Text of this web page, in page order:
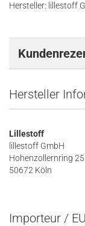
Hersteller: lillestoff
Hersteller
Lillestoff
lillestoff GmbH
Hohenzollernring 25
50672 Köln
Importeur /